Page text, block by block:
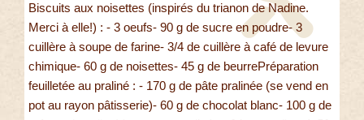
Biscuits aux noisettes (inspirés du trianon de Nadine.
Merci à elle!) : - 3 oeufs- 90 g de sucre en poudre- 3
cuillère à soupe de farine- 3/4 de cuillère à café de levure
chimique- 60 g de noisettes- 45 g de beurrePréparation
feuilletée au praliné : - 170 g de pâte pralinée (se vend en
pot au rayon pâtisserie)- 60 g de chocolat blanc- 100 g de